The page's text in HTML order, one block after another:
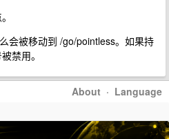
会被移动到 /go/pointless。如果持
禁用。
About · Language